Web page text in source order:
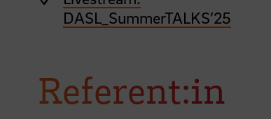
DASL_SummerTALKS’25
Referent:in